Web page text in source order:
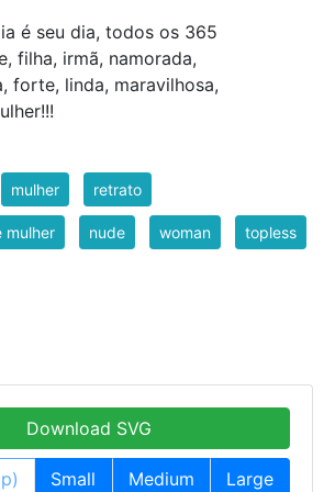
é seu dia, todos os 365
filha, irmã, namorada,
forte, linda, maravilhosa,
mulher retrato
mulher nude woman topless
Download SVG
Small Medium Large